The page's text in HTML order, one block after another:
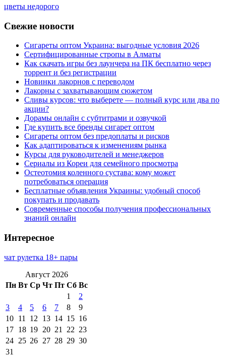
цветы недорого
Свежие новости
Сигареты оптом Украина: выгодные условия 2026
Сертифицированные стропы в Алматы
Как скачать игры без лаунчера на ПК бесплатно через
торрент и без регистрации
Новинки лакорнов с переводом
Лакорны с захватывающим сюжетом
Сливы курсов: что выберете — полный курс или два по
акции?
Дорамы онлайн с субтитрами и озвучкой
Где купить все бренды сигарет оптом
Сигареты оптом без предоплаты и рисков
Как адаптироваться к изменениям рынка
Курсы для руководителей и менеджеров
Сериалы из Кореи для семейного просмотра
Остеотомия коленного сустава: кому может
потребоваться операция
Бесплатные объявления Украины: удобный способ
покупать и продавать
Современные способы получения профессиональных
знаний онлайн
Интересное
чат рулетка 18+ пары
Август 2026
Пн Вт Ср Чт Пт Сб Вс
1
2
3
4 5 6 7 8
9
10 11 12 13 14 15 16
17 18 19 20 21 22 23
24 25 26 27 28 29 30
31